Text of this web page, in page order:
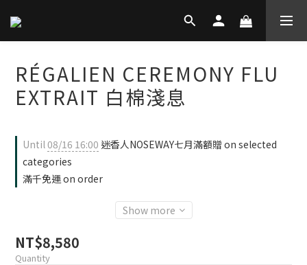
RÉGALIEN CEREMONY FLU
EXTRAIT 白棉淺息
Until08/16 16:00 迷香人NOSEWAY七月滿額贈 on selected
categories
滿千免運 on order
Show more
NT$8,580
Quantity